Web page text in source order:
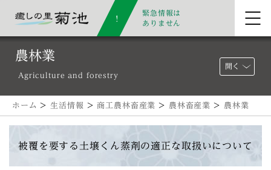
緊急情報は
ありません
農林業
Agriculture and forestry
開く
ホーム >生活情報 >商工農林畜産業 > 農林畜産業 > 農林業
被覆を要する土壌くん蒸剤の適正な取扱いについて